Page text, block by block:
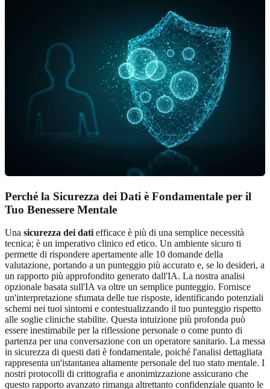
Perché la Sicurezza dei Dati è Fondamentale per il
Tuo Benessere Mentale
Una sicurezza dei dati efficace è più di una semplice necessità
tecnica; è un imperativo clinico ed etico. Un ambiente sicuro ti
permette di rispondere apertamente alle 10 domande della
valutazione, portando a un punteggio più accurato e, se lo desideri, a
un rapporto più approfondito generato dall'IA. La nostra analisi
opzionale basata sull'IA va oltre un semplice punteggio. Fornisce
un'interpretazione sfumata delle tue risposte, identificando potenziali
schemi nei tuoi sintomi e contestualizzando il tuo punteggio rispetto
alle soglie cliniche stabilite. Questa intuizione più profonda può
essere inestimabile per la riflessione personale o come punto di
partenza per una conversazione con un operatore sanitario. La messa
in sicurezza di questi dati è fondamentale, poiché l'analisi dettagliata
rappresenta un'istantanea altamente personale del tuo stato mentale. I
nostri protocolli di crittografia e anonimizzazione assicurano che
questo rapporto avanzato rimanga altrettanto confidenziale quanto le